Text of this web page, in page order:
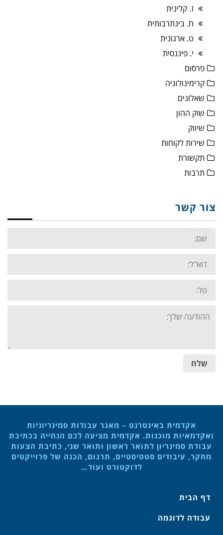
ז. קלינית
ח. בינתרבותית
ט. ארגונית
י. פיננסית
פרסום
קרימינולוגיה
שאלונים
שוק ההון
שיווק
שירות לקוחות
תקשורת
תרבות
צור קשר
Name:
Email:
Tel:
Your
message:
שלח
אקדמית באינטרנט – מאגר עבודות סמינריוניות
ואקדמאיות מוכנות. אקדמית מציעה לכם הנחייה בכתיבת
עבודת סמינריון לתואר ראשון ותואר שני, כתיבת הצעות
מחקר, עיבודים סטטיסטיים, תרגום, הכנה של פרוייקטים
לדוקטורט ועוד…
דף הבית
עבודה לדוגמה